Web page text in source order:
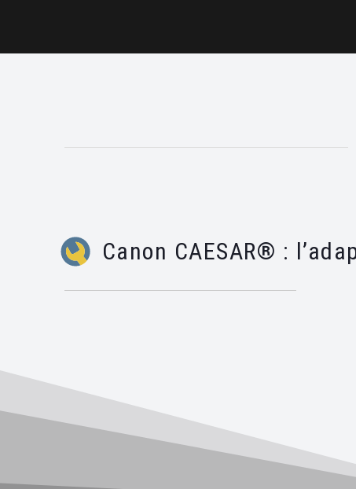
Canon CAESAR® :